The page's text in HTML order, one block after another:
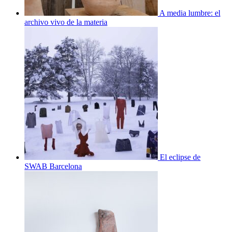
A media lumbre: el
archivo vivo de la materia
El eclipse de
SWAB Barcelona